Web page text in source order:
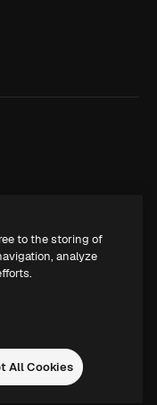
S.L.U. Todos os direitos
to the storing of
analyze
All Cookies